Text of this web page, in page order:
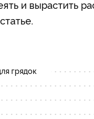
и вырастить
грядок